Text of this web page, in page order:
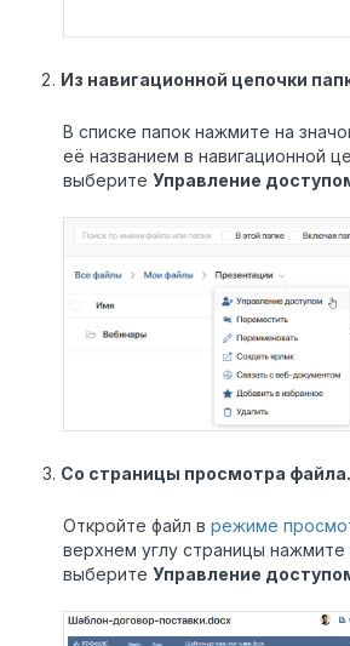
Из навигационной цепочки
В списке папок нажмите на
её названием в навигационной
выберите Управление
Со страницы просмотра файла.
Откройте файл в режиме
верхнем углу страницы нажмите
выберите Управление